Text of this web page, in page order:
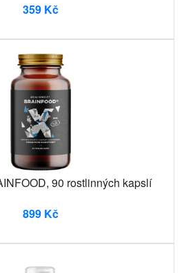
359 Kč
90 rostlinných kapslí
899 Kč